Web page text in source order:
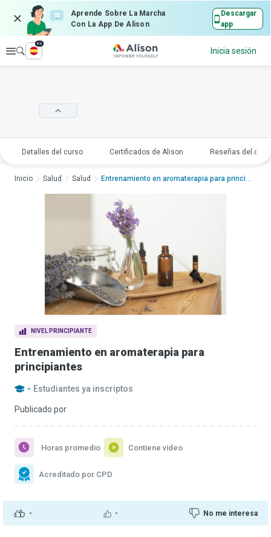
Aprende Sobre La Marcha
Con La App De Alison
Descargar
app
Explorar
es
Inicia sesión
Detalles del curso Certificados de Alison Reseñas del
NIVEL PRINCIPIANTE
Entrenamiento en aromaterapia para
principiantes
- Estudiantes ya inscriptos
Publicado por
- - No me interesa
Horas promedio Contiene video
Acreditado por CPD
Inicio Salud Salud Entrenamiento en aromaterapia para principiantesEntrena...